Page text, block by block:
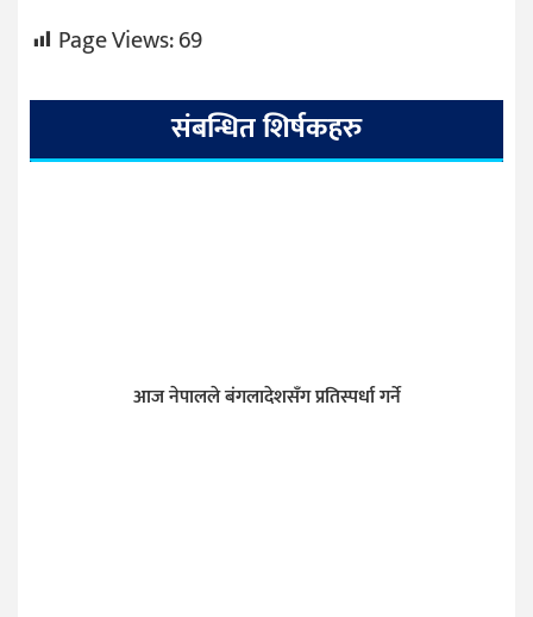
Page Views:69
संबन्धित शिर्षकहरु
आज नेपालले बंगलादेशसँग प्रतिस्पर्धा गर्ने